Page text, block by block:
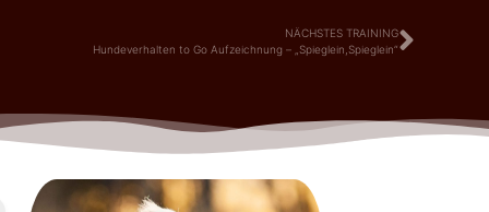
NÄCHSTES TRAINING
Hundeverhalten to Go Aufzeichnung – „Spieglein,Spieglein“